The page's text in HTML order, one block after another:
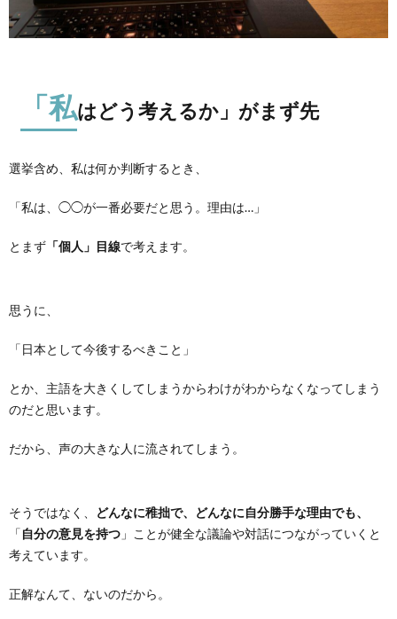
「私はどう考えるか」がまず先
選挙含め、私は何か判断するとき、
「私は、◯◯が一番必要だと思う。理由は…」
とまず 「個人」目線で考えます。
思うに、
「日本として今後するべきこと」
とか、主語を大きくしてしまうからわけがわからなくなってしまう
のだと思います。
だから、声の大きな人に流されてしまう。
そうではなく、
どんなに稚拙で、どんなに自分勝手な理由でも、
「自分の意見を持つ 」ことが健全な議論や対話につながっていくと
考えています。
正解なんて、ないのだから。